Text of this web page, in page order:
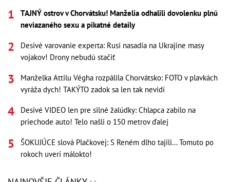
TAJNÝ ostrov v Chorvátsku! Manželia odhalili dovolenku plnú
neviazaného sexu a pikatné detaily
Desivé varovanie experta: Rusi nasadia na Ukrajine masy
vojakov! Drony nebudú stačiť
Manželka Attilu Végha rozpálila Chorvátsko: FOTO v plavkách
vyráža dych! TAKÝTO zadok sa len tak nevidí
Desivé VIDEO len pre silné žalúdky: Chlapca zabilo na
priechode auto! Telo našli o 150 metrov ďalej
ŠOKUJÚCE slová Plačkovej: S Reném dlho tajili... Tomuto po
rokoch uverí málokto!